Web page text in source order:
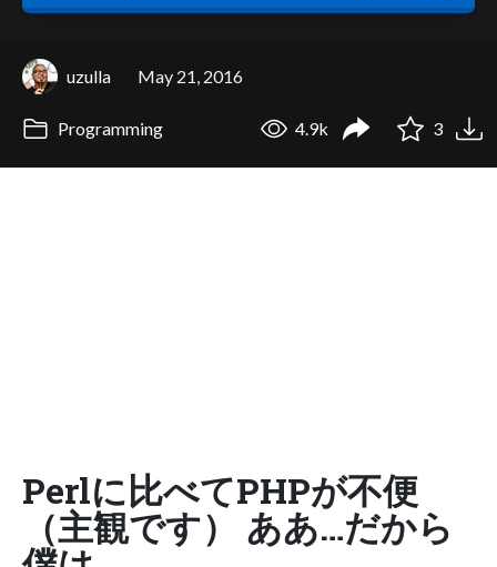
uzulla May 21, 2016
Programming 4.9k 3
Perlに比べてPHPが不便
（主観です） ああ…だから